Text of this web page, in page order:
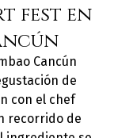
fest en
Cancún
de
con el chef
recorrido de